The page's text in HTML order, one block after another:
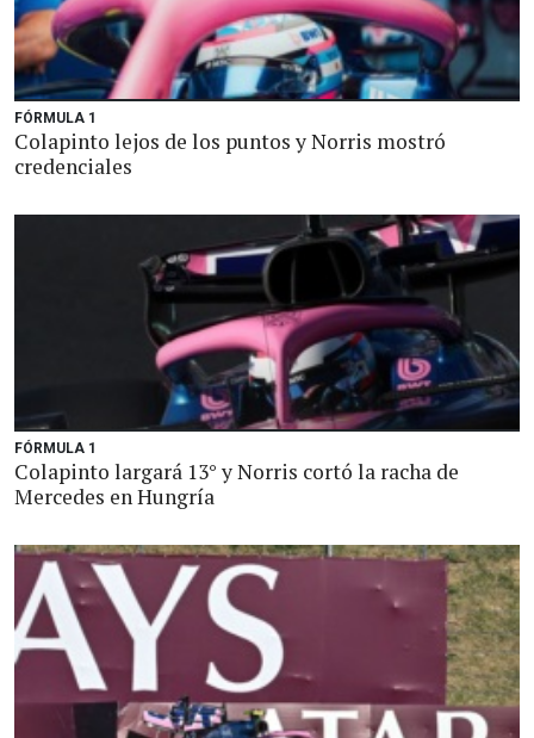
FÓRMULA 1
Colapinto lejos de los puntos y Norris mostró
credenciales
FÓRMULA 1
Colapinto largará 13° y Norris cortó la racha de
Mercedes en Hungría